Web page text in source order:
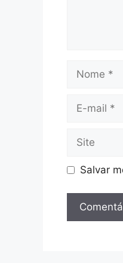
Nome
Site
Salvar